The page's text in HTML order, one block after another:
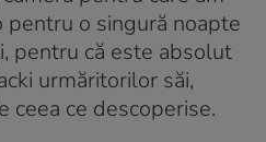
o singură noapte
pentru că este absolut
urmăritorilor săi,
ceea ce descoperise.